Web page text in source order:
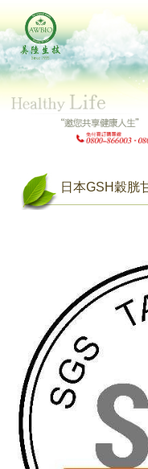
日本GSH穀胱